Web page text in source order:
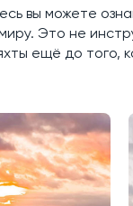
вы можете
Это не
ещё до того,